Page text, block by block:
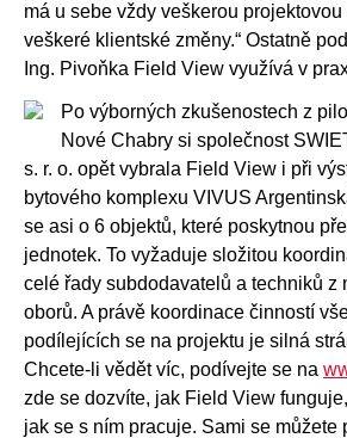
má u sebe vždy veškerou
veškeré klientské změny.“ Ostatně
Ing. Pivoňka Field View využívá v
Po výborných zkušenostech z
Nové Chabry si společnost
s. r. o. opět vybrala Field View i při
bytového komplexu VIVUS
se asi o 6 objektů, které poskytnou
jednotek. To vyžaduje složitou
celé řady subdodavatelů a techniků z
oborů. A právě koordinace činností
podílejících se na projektu je silná
Chcete-li vědět víc, podívejte se na
zde se dozvíte, jak Field View
jak se s ním pracuje. Sami se můžete